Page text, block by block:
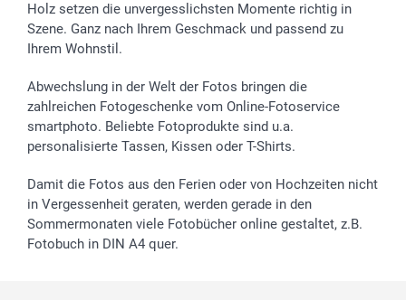
Holz setzen die unvergesslichsten Momente richtig in
Szene. Ganz nach Ihrem Geschmack und passend zu
Ihrem Wohnstil.
Abwechslung in der Welt der Fotos bringen die
zahlreichen Fotogeschenke vom Online-Fotoservice
smartphoto. Beliebte Fotoprodukte sind u.a.
personalisierte Tassen, Kissen oder T-Shirts.
Damit die Fotos aus den Ferien oder von Hochzeiten nicht
in Vergessenheit geraten, werden gerade in den
Sommermonaten viele Fotobücher online gestaltet, z.B.
Fotobuch in DIN A4 quer.